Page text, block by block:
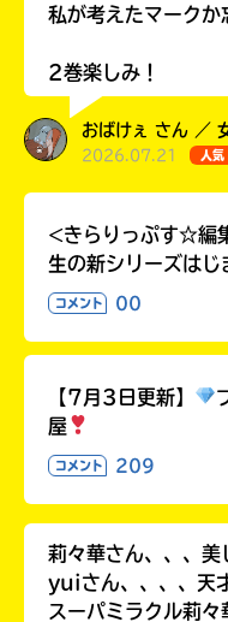
私が考えたマークか
2巻楽しみ！
おばけぇ さん ／
2026.07.21 人
<きらりっぷす☆編
生の新シリーズはじ
コメント 00
【7月3日更新】
屋
コメント 209
莉々華さん、、、美
yuiさん、、、、天
スーパミラクル莉々